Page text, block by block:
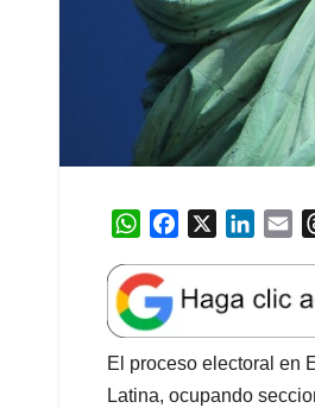
W
a
t
s
A
p
e
b
o
o
k
e
d
I
l
El proceso electoral en
Latina, ocupando